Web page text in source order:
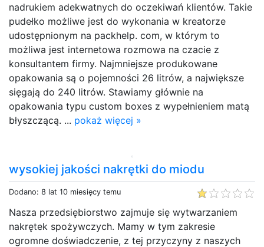
nadrukiem adekwatnych do oczekiwań klientów. Takie
pudełko możliwe jest do wykonania w kreatorze
udostępnionym na packhelp. com, w którym to
możliwa jest internetowa rozmowa na czacie z
konsultantem firmy. Najmniejsze produkowane
opakowania są o pojemności 26 litrów, a największe
sięgają do 240 litrów. Stawiamy głównie na
opakowania typu custom boxes z wypełnieniem matą
błyszczącą. ... pokaż więcej »
wysokiej jakości nakrętki do miodu
Dodano: 8 lat 10 miesięcy temu
Nasza przedsiębiorstwo zajmuje się wytwarzaniem
nakrętek spożywczych. Mamy w tym zakresie
ogromne doświadczenie, z tej przyczyny z naszych